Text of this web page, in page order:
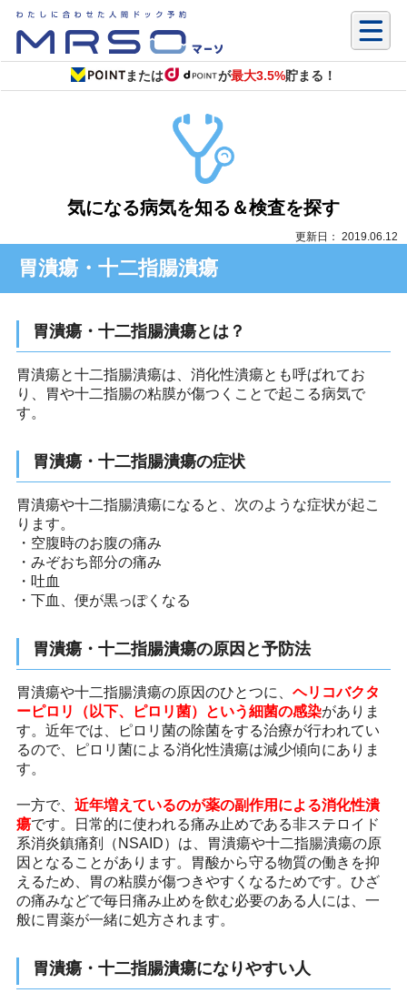
または が最大3.5%貯まる！
気になる病気を知る＆検査を探す
更新日： 2019.06.12
胃潰瘍・十二指腸潰瘍
胃潰瘍・十二指腸潰瘍とは？
胃潰瘍と十二指腸潰瘍は、消化性潰瘍とも呼ばれてお
り、胃や十二指腸の粘膜が傷つくことで起こる病気で
す。
胃潰瘍・十二指腸潰瘍の症状
胃潰瘍や十二指腸潰瘍になると、次のような症状が起こ
ります。
・空腹時のお腹の痛み
・みぞおち部分の痛み
・吐血
・下血、便が黒っぽくなる
胃潰瘍・十二指腸潰瘍の原因と予防法
胃潰瘍や十二指腸潰瘍の原因のひとつに、 ヘリコバクタ
ーピロリ（以下、ピロリ菌）という細菌の感染がありま
す。近年では、ピロリ菌の除菌をする治療が行われてい
るので、ピロリ菌による消化性潰瘍は減少傾向にありま
す。
一方で、 近年増えているのが薬の副作用による消化性潰
瘍です。日常的に使われる痛み止めである非ステロイド
系消炎鎮痛剤（NSAID）は、胃潰瘍や十二指腸潰瘍の原
因となることがあります。胃酸から守る物質の働きを抑
えるため、胃の粘膜が傷つきやすくなるためです。ひざ
の痛みなどで毎日痛み止めを飲む必要のある人には、一
般に胃薬が一緒に処方されます。
胃潰瘍・十二指腸潰瘍になりやすい人